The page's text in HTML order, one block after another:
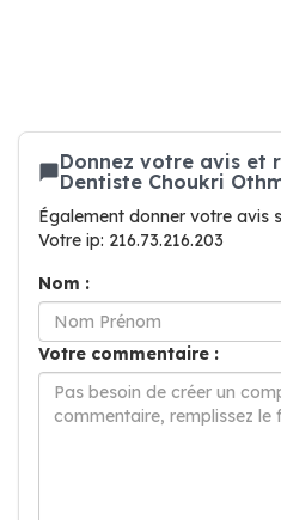
Donnez votre avis et
Dentiste Choukri
Également donner votre avis
Votre ip: 216.73.216.203
Nom :
Votre commentaire :